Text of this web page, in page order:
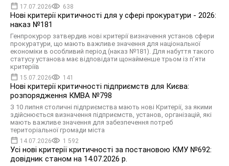
17.07.2026 638
Нові критерії критичності для у сфері прокуратури - 2026:
наказ №181
Генпрокурор затвердив нові критерії визначення установ сфери
прокуратури, що мають важливе значення для національної
економіки в особливий період (наказ №181). Для набуття такого
статусу установа має відповідати щонайменше трьом із п’яти
критеріїв
15.07.2026 141
Нові критерії критичності підприємств для Києва:
розпорядження КМВА №798
З 10 липня столичні підприємства мають нові Критерії, за якими
здійснюється визначення підприємств, установ, організацій, які
мають важливе значення для забезпечення потреб
територіальної громади міста
14.07.2026 1 592
Усі нові критерії критичності за постановою КМУ №692:
довідник станом на 14.07.2026 р.